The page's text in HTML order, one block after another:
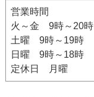
営業時間
火～金 9時～20時
土曜 9時～19時
日曜 9時～18時
定休日 月曜